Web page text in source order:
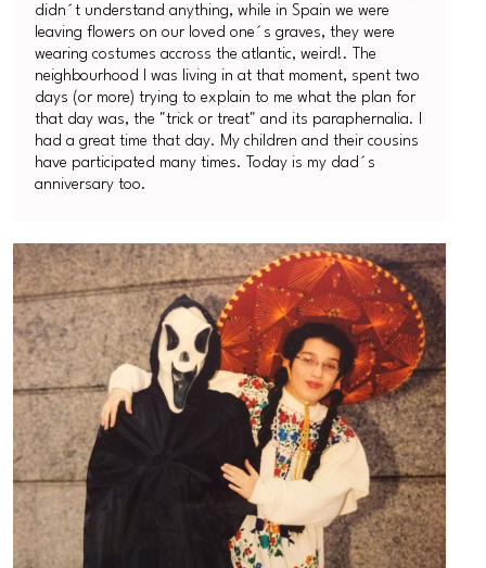
didn´t understand anything, while in Spain we were
leaving flowers on our loved one´s graves, they were
wearing costumes accross the atlantic, weird!. The
neighbourhood I was living in at that moment, spent two
days (or more) trying to explain to me what the plan for
that day was, the "trick or treat" and its paraphernalia. I
had a great time that day. My children and their cousins
have participated many times. Today is my dad´s
anniversary too.